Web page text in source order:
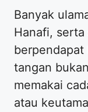
​Banyak
Hanafi, serta
berpendapat
tangan
memakai
atau